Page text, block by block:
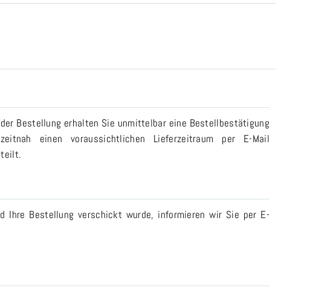
Bestellung erhalten Sie unmittelbar eine Bestellbestätigung
einen voraussichtlichen Lieferzeitraum per E-Mail
Ihre Bestellung verschickt wurde, informieren wir Sie per E-